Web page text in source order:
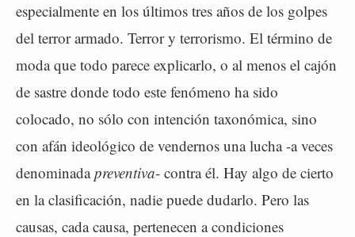
especialmente en los últimos tres años de los golpes
del terror armado. Terror y terrorismo. El término de
moda que todo parece explicarlo, o al menos el cajón
de sastre donde todo este fenómeno ha sido
colocado, no sólo con intención taxonómica, sino
con afán ideológico de vendernos una lucha -a veces
denominadapreventiva- contra él. Hay algo de cierto
en la clasificación, nadie puede dudarlo. Pero las
causas, cada causa, pertenecen a condiciones